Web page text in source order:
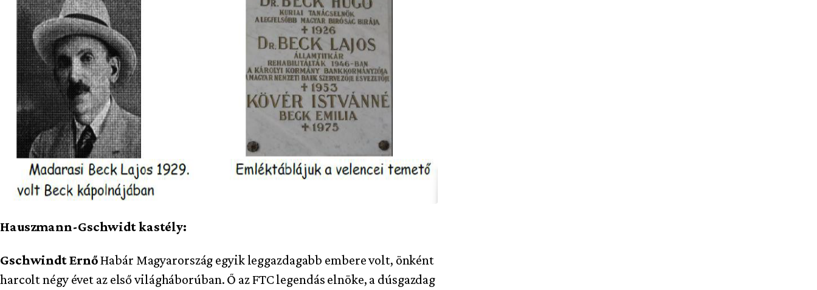
Hauszmann-Gschwidt kastély:
Gschwindt ErnőHabár Magyarország egyik leggazdagabb embere volt, önként
harcolt négy évet az első világháborúban. Ő az FTC legendás elnöke, a dúsgazdag